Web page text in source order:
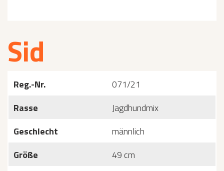
Sid
Reg.-Nr.
071/21
Rasse
Jagdhundmix
Geschlecht
männlich
Größe
49 cm